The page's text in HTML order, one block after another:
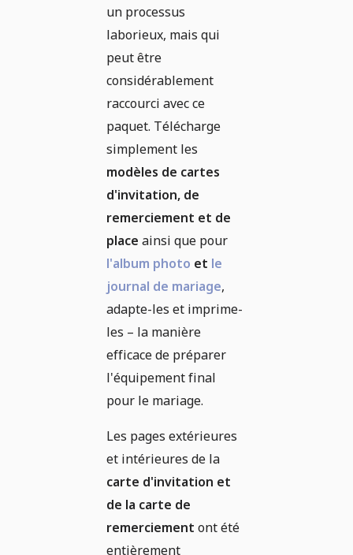
un processus
laborieux, mais qui
peut être
considérablement
raccourci avec ce
paquet. Télécharge
simplement les
modèles de cartes
d'invitation, de
remerciement et de
place ainsi que pour
l'album photo et le
journal de mariage,
adapte-les et imprime-
les – la manière
efficace de préparer
l'équipement final
pour le mariage.
Les pages extérieures
et intérieures de la
carte d'invitation et
de la carte de
remerciement ont été
entièrement